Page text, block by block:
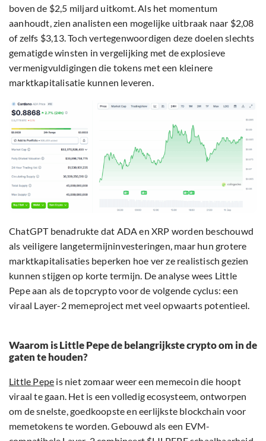
boven de $2,5 miljard uitkomt. Als het momentum
aanhoudt, zien analisten een mogelijke uitbraak naar $2,08
of zelfs $3,13. Toch vertegenwoordigen deze doelen slechts
gematigde winsten in vergelijking met de explosieve
vermenigvuldigingen die tokens met een kleinere
marktkapitalisatie kunnen leveren.
ChatGPT benadrukte dat ADA en XRP worden beschouwd
als veiligere langetermijninvesteringen, maar hun grotere
marktkapitalisaties beperken hoe ver ze realistisch gezien
kunnen stijgen op korte termijn. De analyse wees Little
Pepe aan als de topcrypto voor de volgende cyclus: een
viraal Layer-2 memeproject met veel opwaarts potentieel.
Waarom is Little Pepe de belangrijkste crypto om in de
gaten te houden?
Little Pepe is niet zomaar weer een memecoin die hoopt
viraal te gaan. Het is een volledig ecosysteem, ontworpen
om de snelste, goedkoopste en eerlijkste blockchain voor
memetokens te worden. Gebouwd als een EVM-